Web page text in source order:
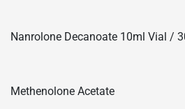
Nanrolone Decanoate 10ml Vial /
Methenolone Acetate